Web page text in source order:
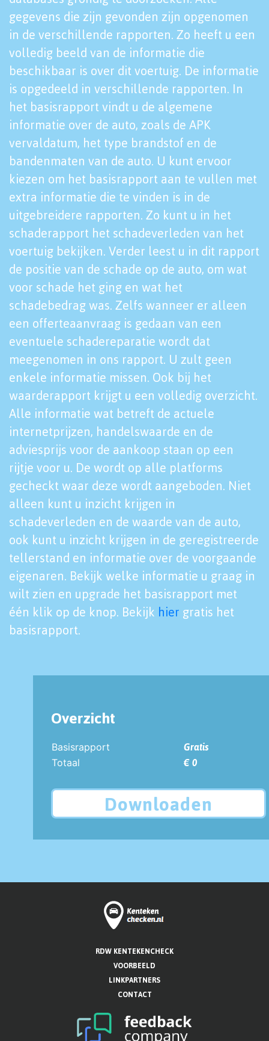
gegevens die zijn gevonden zijn opgenomen
in de verschillende rapporten. Zo heeft u een
volledig beeld van de informatie die
beschikbaar is over dit voertuig. De informatie
is opgedeeld in verschillende rapporten. In
het basisrapport vindt u de algemene
informatie over de auto, zoals de APK
vervaldatum, het type brandstof en de
bandenmaten van de auto. U kunt ervoor
kiezen om het basisrapport aan te vullen met
extra informatie die te vinden is in de
uitgebreidere rapporten. Zo kunt u in het
schaderapport het schadeverleden van het
voertuig bekijken. Verder leest u in dit rapport
de positie van de schade op de auto, om wat
voor schade het ging en wat het
schadebedrag was. Zelfs wanneer er alleen
een offerteaanvraag is gedaan van een
eventuele schadereparatie wordt dat
meegenomen in ons rapport. U zult geen
enkele informatie missen. Ook bij het
waarderapport krijgt u een volledig overzicht.
Alle informatie wat betreft de actuele
internetprijzen, handelswaarde en de
adviesprijs voor de aankoop staan op een
rijtje voor u. De wordt op alle platforms
gecheckt waar deze wordt aangeboden. Niet
alleen kunt u inzicht krijgen in
schadeverleden en de waarde van de auto,
ook kunt u inzicht krijgen in de geregistreerde
tellerstand en informatie over de voorgaande
eigenaren. Bekijk welke informatie u graag in
wilt zien en upgrade het basisrapport met
één klik op de knop. Bekijk hier gratis het
basisrapport.
Overzicht
Basisrapport
Gratis
Totaal
€ 0
Downloaden
RDW KENTEKENCHECK
VOORBEELD
LINKPARTNERS
CONTACT